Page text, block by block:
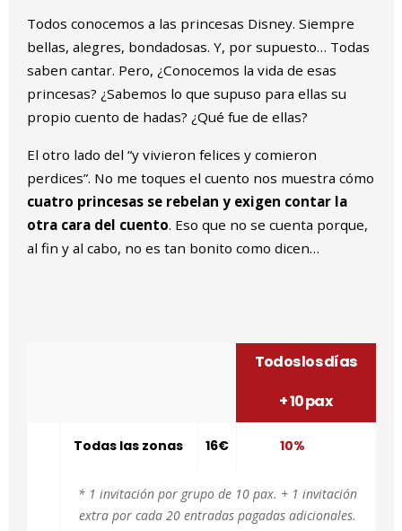
Todos conocemos a las princesas Disney. Siempre
bellas, alegres, bondadosas. Y, por supuesto… Todas
saben cantar. Pero, ¿Conocemos la vida de esas
princesas? ¿Sabemos lo que supuso para ellas su
propio cuento de hadas? ¿Qué fue de ellas?
El otro lado del “y vivieron felices y comieron
perdices”. No me toques el cuento nos muestra cómo
cuatro princesas se rebelan y exigen contar la
otra cara del cuento. Eso que no se cuenta porque,
al fin y al cabo, no es tan bonito como dicen…
Todos los días
+ 10 pax
Todas las zonas 16€ 10%
* 1 invitación por grupo de 10 pax. + 1 invitación
extra por cada 20 entradas pagadas adicionales.